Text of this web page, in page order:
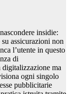
insidie:
assicurazioni non
l’utente in questo
di
ma
ogni singolo
pubblicitarie